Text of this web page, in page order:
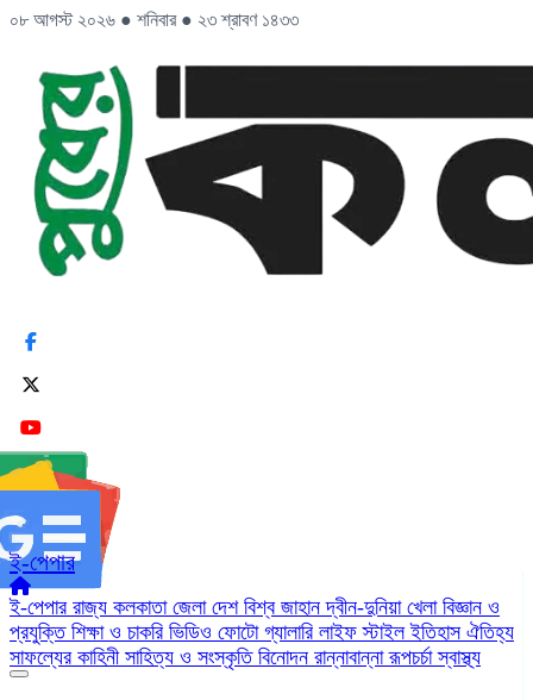
০৮ আগস্ট ২০২৬ ● শনিবার ● ২৩ শ্রাবণ ১৪৩৩
ই-পেপার
ই-পেপার রাজ্য কলকাতা জেলা দেশ বিশ্ব জাহানদ্বীন-দুনিয়া খেলা বিজ্ঞান ও
প্রযুক্তি শিক্ষা ও চাকরি ভিডিও ফোটো গ্যালারি লাইফ স্টাইলইতিহাস ঐতিহ্য
সাফল্যের কাহিনী সাহিত্য ও সংস্কৃতি বিনোদন রান্নাবান্নারূপচর্চাস্বাস্থ্য